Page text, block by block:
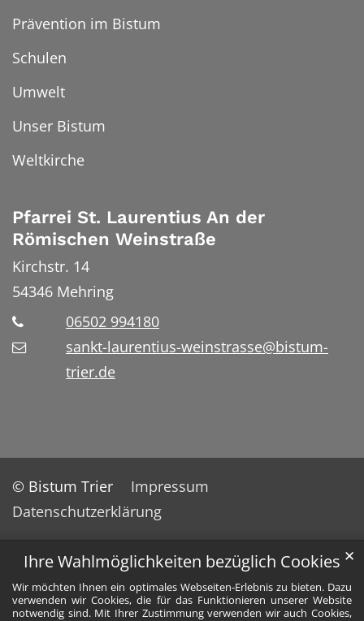
Ihre Wahlmöglichkeiten bezüglich Cookies
Wir möchten Ihnen ein optimales Webseiten-Erlebnis zu bieten. Dazu
verwenden wir Cookies, die für das Funktionieren unserer Website
notwendig sind. Mit Ihrer Zustimmung verwenden wir auch Cookies,
✕
Prävention im Bistum
Schulen
Umwelt
Unser Bistum
Weltkirche
Pfarrei St. Laurentius An der
Römischen Weinstraße
Kirchstr. 14
54346 Mehring
06502 994180
sankt-laurentius-weinstrasse@bistum-
trier.de
© Bistum Trier
Impressum
Datenschutzerklärung